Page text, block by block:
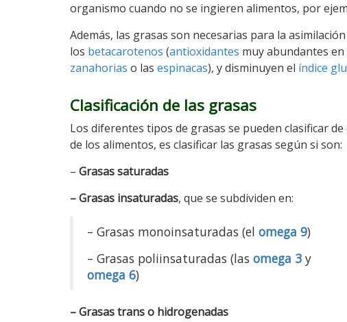
organismo cuando no se ingieren alimentos, por
Además, las grasas son necesarias para la
los betacarotenos (antioxidantes muy abundantes
zanahorias o las espinacas), y disminuyen el índice
Clasificación de las grasas
Los diferentes tipos de grasas se pueden clasificar
de los alimentos, es clasificar las grasas según si son:
– Grasas saturadas
– Grasas insaturadas, que se subdividen en:
– Grasas monoinsaturadas (el omega 9)
– Grasas poliinsaturadas (las omega 3 y
omega 6)
– Grasas trans o hidrogenadas